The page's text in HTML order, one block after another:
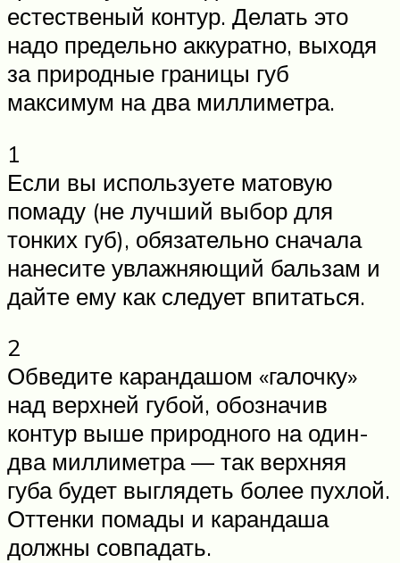
естественый контур. Делать это
надо предельно аккуратно, выходя
за природные границы губ
максимум на два миллиметра.
1
Если вы используете матовую
помаду (не лучший выбор для
тонких губ), обязательно сначала
нанесите увлажняющий бальзам и
дайте ему как следует впитаться.
2
Обведите карандашом «галочку»
над верхней губой, обозначив
контур выше природного на один-
два миллиметра — так верхняя
губа будет выглядеть более пухлой.
Оттенки помады и карандаша
должны совпадать.